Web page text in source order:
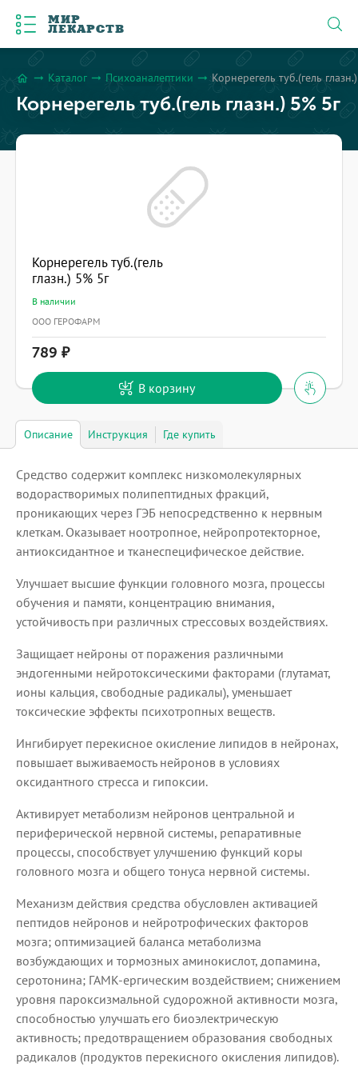
МИР
ЛЕКАРСТВ
home arrow_right_alt Каталог arrow_right_alt Психоаналептики arrow_right_alt Корнерегель туб.(гель
Корнерегель туб.(гель глазн.) 5% 5г
Корнерегель туб.(гель
глазн.) 5% 5г
В наличии
ООО ГЕРОФАРМ
789
В корзину
Описание Инструкция Где купить
Средство содержит комплекс низкомолекулярных
водорастворимых полипептидных фракций,
проникающих через ГЭБ непосредственно к нервным
клеткам. Оказывает ноотропное, нейропротекторное,
антиоксидантное и тканеспецифическое действие.
Улучшает высшие функции головного мозга, процессы
обучения и памяти, концентрацию внимания,
устойчивость при различных стрессовых воздействиях.
Защищает нейроны от поражения различными
эндогенными нейротоксическими факторами (глутамат,
ионы кальция, свободные радикалы), уменьшает
токсические эффекты психотропных веществ.
Ингибирует перекисное окисление липидов в нейронах,
повышает выживаемость нейронов в условиях
оксидантного стресса и гипоксии.
Активирует метаболизм нейронов центральной и
периферической нервной системы, репаративные
процессы, способствует улучшению функций коры
головного мозга и общего тонуса нервной системы.
Механизм действия средства обусловлен активацией
пептидов нейронов и нейротрофических факторов
мозга; оптимизацией баланса метаболизма
возбуждающих и тормозных аминокислот, допамина,
серотонина; ГАМК-ергическим воздействием; снижением
уровня пароксизмальной судорожной активности мозга,
способностью улучшать его биоэлектрическую
активность; предотвращением образования свободных
радикалов (продуктов перекисного окисления липидов).